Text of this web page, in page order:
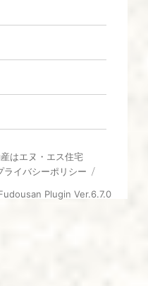
はエヌ・エス住宅
ライバシーポリシー
Plugin Ver.6.7.0